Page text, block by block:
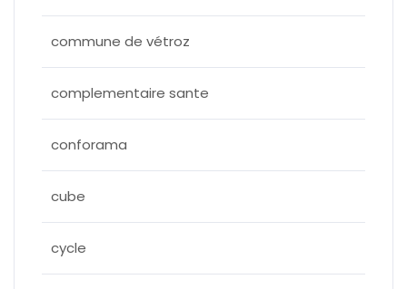
commune de vétroz
complementaire sante
conforama
cube
cycle